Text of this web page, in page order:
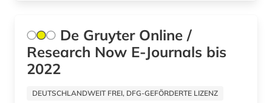
De Gruyter Online /
Research Now E-Journals bis
2022
DEUTSCHLANDWEIT FREI, DFG-GEFÖRDERTE LIZENZ